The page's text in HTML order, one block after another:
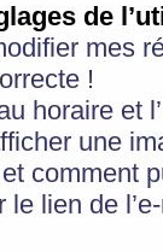
de
mes
!
horaire et
une
comment
lien de